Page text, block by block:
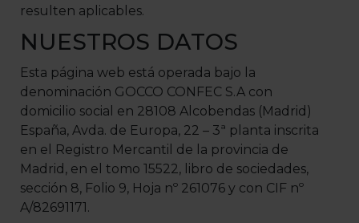
resulten aplicables.
NUESTROS DATOS
Esta página web está operada bajo la
denominación GOCCO CONFEC S.A con
domicilio social en 28108 Alcobendas (Madrid)
España, Avda. de Europa, 22 – 3ª planta inscrita
en el Registro Mercantil de la provincia de
Madrid, en el tomo 15522, libro de sociedades,
sección 8, Folio 9, Hoja nº 261076 y con CIF nº
A/82691171.